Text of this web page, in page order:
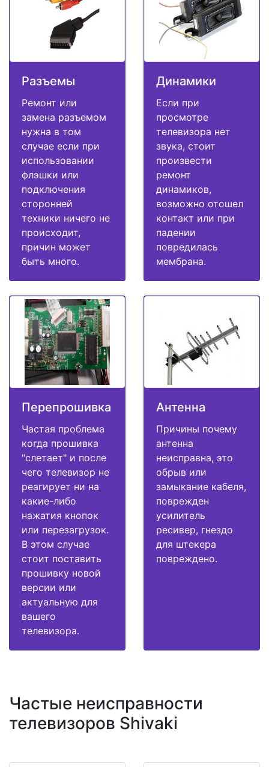
Разъемы
Ремонт или
замена разъемом
нужна в том
случае если при
использовании
флэшки или
подключения
сторонней
техники ничего не
происходит,
причин может
быть много.
Динамики
Если при
просмотре
телевизора нет
звука, стоит
произвести
ремонт
динамиков,
возможно отошел
контакт или при
падении
повредилась
мембрана.
Перепрошивка
Частая проблема
когда прошивка
"слетает" и после
чего телевизор не
реагирует ни на
какие-либо
нажатия кнопок
или перезагрузок.
В этом случае
стоит поставить
прошивку новой
версии или
актуальную для
вашего
телевизора.
Антенна
Причины почему
антенна
неисправна, это
обрыв или
замыкание кабеля,
поврежден
усилитель
ресивер, гнездо
для штекера
повреждено.
Частые неисправности
телевизоров Shivaki